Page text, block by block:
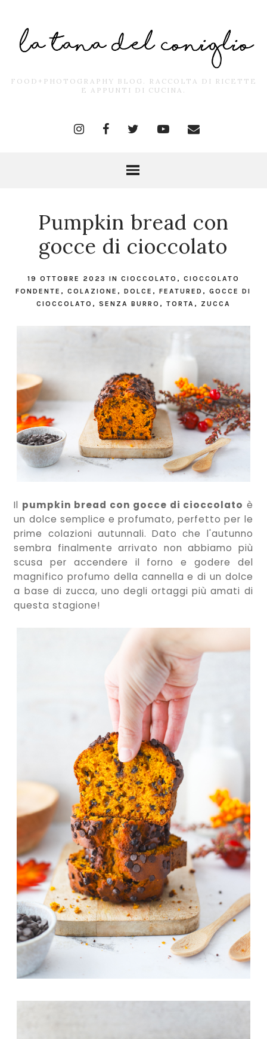
FOOD+PHOTOGRAPHY BLOG. RACCOLTA DI RICETTE
E APPUNTI DI CUCINA.
Pumpkin bread con
gocce di cioccolato
19 OTTOBRE 2023 IN CIOCCOLATO , CIOCCOLATO
FONDENTE ,COLAZIONE ,DOLCE ,FEATURED ,GOCCE DI
CIOCCOLATO , SENZA BURRO , TORTA , ZUCCA
Il pumpkin bread con gocce di cioccolato è
un dolce semplice e profumato, perfetto per le
prime colazioni autunnali. Dato che l'autunno
sembra finalmente arrivato non abbiamo più
scusa per accendere il forno e godere del
magnifico profumo della cannella e di un dolce
a base di zucca, uno degli ortaggi più amati di
questa stagione!